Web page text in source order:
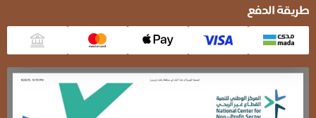
طريقة الدفع